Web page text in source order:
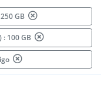
GB
100 GB